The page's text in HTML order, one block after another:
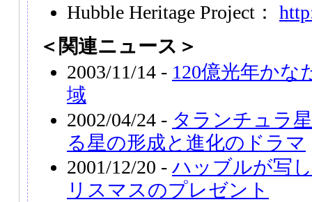
Hubble Heritage Project：
＜関連ニュース＞
2003/11/14 - 120億光年かな
域
2002/04/24 - タランチュラ
る星の形成と進化のドラマ
2001/12/20 - ハッブルが写
リスマスのプレゼント